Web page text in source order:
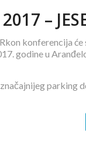
–
konferencija će
godine u
parking